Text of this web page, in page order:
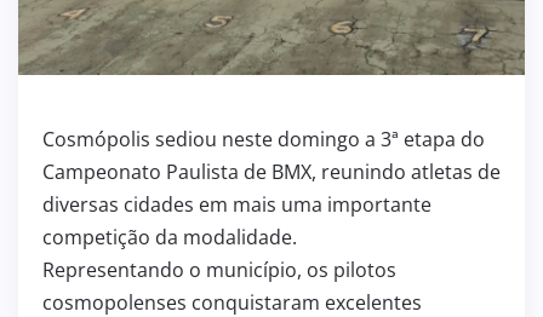
Cosmópolis sediou neste domingo a 3ª etapa do
Campeonato Paulista de BMX, reunindo atletas de
diversas cidades em mais uma importante
competição da modalidade.
Representando o município, os pilotos
cosmopolenses conquistaram excelentes